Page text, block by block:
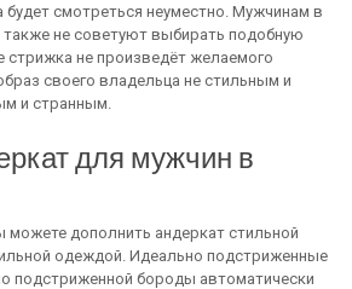
смотреться неуместно. Мужчинам в
не советуют выбирать подобную
стрижка не произведёт желаемого
своего владельца не стильным и
и странным.
для мужчин в
дополнить андеркат стильной
одеждой. Идеально подстриженные
подстриженной бороды автоматически